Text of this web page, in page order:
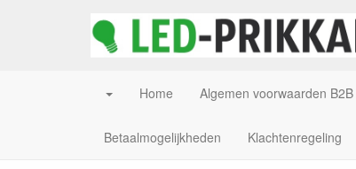
Home Algemen voorwaarden B2B
Betaalmogelijkheden Klachtenregeling